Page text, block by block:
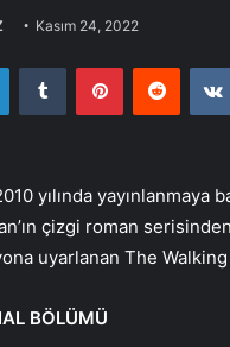
Kasım 24, 2022
LinkedInTumblr PinterestReddit
yılında
çizgi roman
uyarlanan The Walking
BÖLÜMÜ